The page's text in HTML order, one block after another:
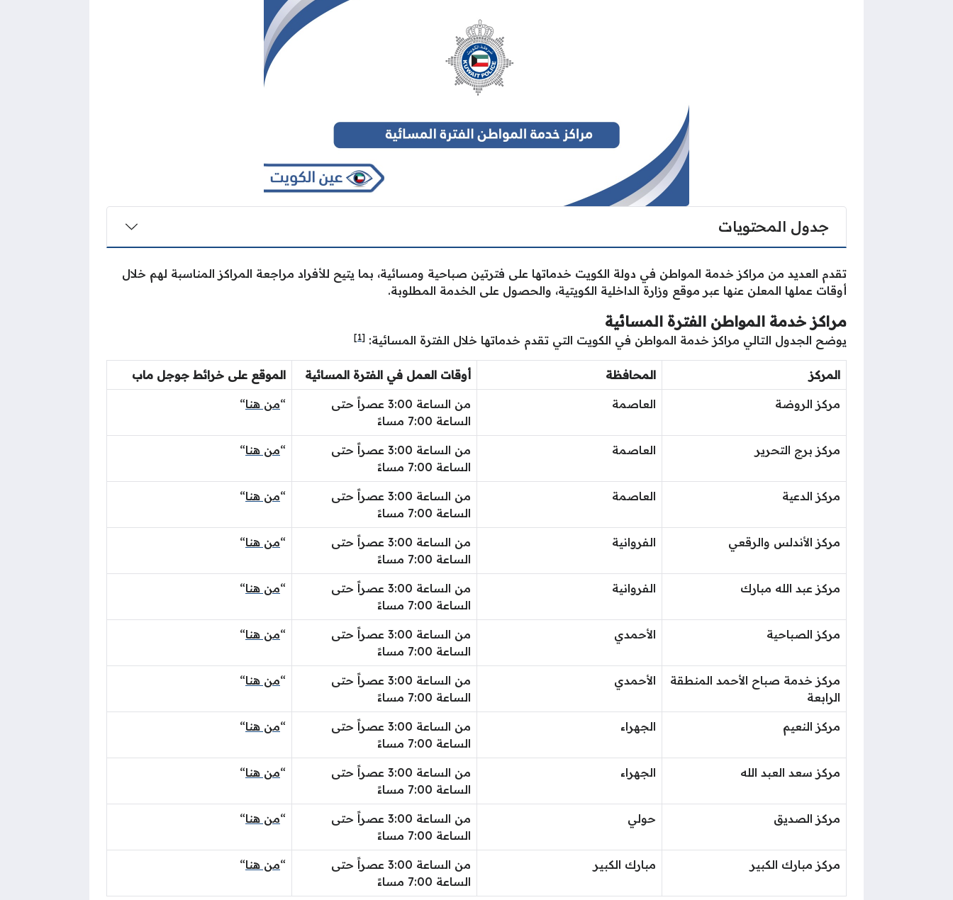
جدول المحتويات
تقدم العديد من مراكز خدمة المواطن في دولة الكويت خدماتها على فترتين صباحية ومسائية، بما يتيح للأفراد مراجعة المراكز المناسبة لهم خلال
أوقات عملها المعلن عنها عبر موقع وزارة الداخلية الكويتية، والحصول على الخدمة المطلوبة.
مراكز خدمة المواطن الفترة المسائية
يوضح الجدول التالي مراكز خدمة المواطن في الكويت التي تقدم خدماتها خلال الفترة المسائية: [1]
المركز المحافظة أوقات العمل في الفترة المسائية الموقع على خرائط جوجل ماب
مركز الروضة العاصمة
من الساعة 3:00 عصراً حتى
الساعة 7:00 مساءً
“من هنا“
مركز برج التحرير العاصمة
من الساعة 3:00 عصراً حتى
الساعة 7:00 مساءً
“من هنا“
مركز الدعية العاصمة
من الساعة 3:00 عصراً حتى
الساعة 7:00 مساءً
“من هنا“
مركز الأندلس والرقعي الفروانية
من الساعة 3:00 عصراً حتى
الساعة 7:00 مساءً
“من هنا“
مركز عبد الله مبارك الفروانية
من الساعة 3:00 عصراً حتى
الساعة 7:00 مساءً
“من هنا“
مركز الصباحية الأحمدي
من الساعة 3:00 عصراً حتى
الساعة 7:00 مساءً
“من هنا“
مركز خدمة صباح الأحمد المنطقة
الرابعة
الأحمدي
من الساعة 3:00 عصراً حتى
الساعة 7:00 مساءً
“من هنا“
مركز النعيم الجهراء
من الساعة 3:00 عصراً حتى
الساعة 7:00 مساءً
“من هنا“
مركز سعد العبد الله الجهراء
من الساعة 3:00 عصراً حتى
الساعة 7:00 مساءً
“من هنا“
مركز الصديق حولي
من الساعة 3:00 عصراً حتى
الساعة 7:00 مساءً
“من هنا“
مركز مبارك الكبير مبارك الكبير
من الساعة 3:00 عصراً حتى
الساعة 7:00 مساءً
“من هنا“